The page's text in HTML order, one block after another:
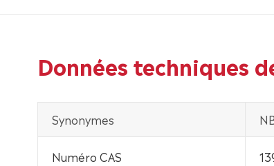
Données techniques
Synonymes
Numéro CAS